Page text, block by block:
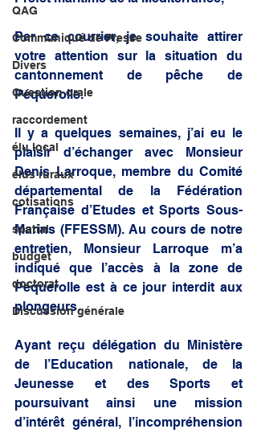
QAG
Communiqué de Presse
Divers
Question orale
raccordement
élu local
élus ruraux
cotisations
spatial
budget
doctorat
Discussion générale
Par ce courrier, je souhaite attirer
votre attention sur la situation du
cantonnement de pêche de
Péquerolle.
Il y a quelques semaines, j’ai eu le
plaisir d’échanger avec Monsieur
Denis Larroque, membre du Comité
départemental de la Fédération
Française d’Etudes et Sports Sous-
Marins (FFESSM). Au cours de notre
entretien, Monsieur Larroque m’a
indiqué que l’accès à la zone de
Péquerolle est à ce jour interdit aux
plongeurs.
Ayant reçu délégation du Ministère
de l’Education nationale, de la
Jeunesse et des Sports et
poursuivant ainsi une mission
d’intérêt général, l’incompréhension